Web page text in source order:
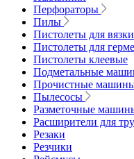
Перфораторы
Пилы
Пистолеты для
Пистолеты для
Пистолеты клеевые
Подметальные
Прочистные
Пылесосы
Разметочные
Расширители для
Резаки
Резчики